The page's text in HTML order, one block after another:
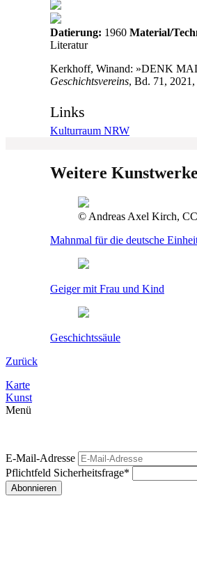
Datierung: 1960 Material/
Literatur
Kerkhoff, Winand: »DENK
Geschichtsvereins, Bd. 71,
Links
Kulturraum NRW
Weitere
© Andreas Axel Kirch,
Mahnmal für die deutsche
Geiger mit Frau und Kind
Geschichtssäule
Zurück
Karte
Kunst
Menü
E-Mail-Adresse
Pflichtfeld Sicherheitsfrage*
Abonnieren